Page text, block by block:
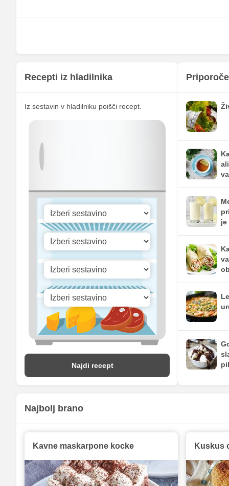
Magnezij
Fosfor
Cink
Vitamin D
Recepti iz hladilnika
Iz sestavin v hladilniku poišči recept.
Najdi recept
je
Najbolj brano
Kavne maskarpone kocke Kuskus